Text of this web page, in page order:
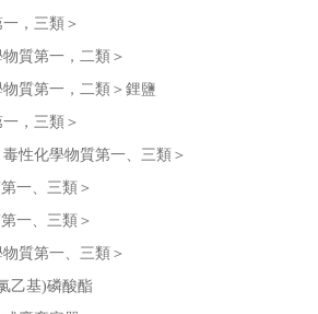
，三類＞
質第一，二類＞
質第一，二類＞鋰鹽
，三類＞
性化學物質第一、三類＞
一、三類＞
一、三類＞
質第一、三類＞
乙基)磷酸酯